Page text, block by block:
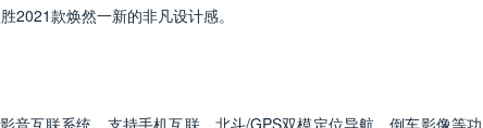
2021款焕然一新的非凡设计感。